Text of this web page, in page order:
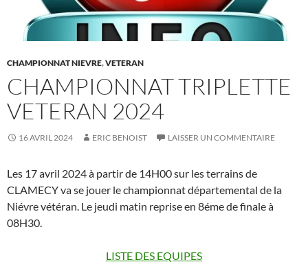
CHAMPIONNAT NIEVRE,VETERAN
CHAMPIONNAT TRIPLETTE
VETERAN 2024
16 AVRIL 2024 ERIC BENOIST LAISSER UN COMMENTAIRE
Les 17 avril 2024 à partir de 14H00 sur les terrains de
CLAMECY va se jouer le championnat départemental de la
Niévre vétéran. Le jeudi matin reprise en 8éme de finale à
08H30.
LISTE DES EQUIPES